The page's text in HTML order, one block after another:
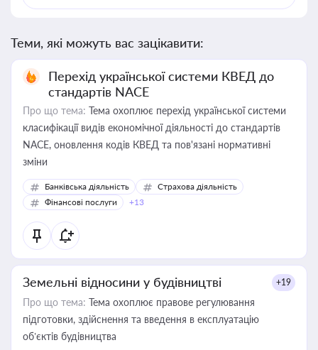
Теми, які можуть вас зацікавити:
Перехід української системи КВЕД до
стандартів NACE
Про що тема: Тема охоплює перехід української системи
класифікації видів економічної діяльності до стандартів
NACE, оновлення кодів КВЕД та пов'язані нормативні
зміни
Банківська діяльність
Страхова діяльність
Фінансові послуги
+13
Земельні відносини у будівництві +19
Про що тема: Тема охоплює правове регулювання
підготовки, здійснення та введення в експлуатацію
об’єктів будівництва